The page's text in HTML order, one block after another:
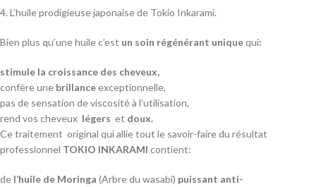
4. L’huile prodigieuse japonaise de Tokio Inkarami.
Bien plus qu’une huile c’est un soin régénérant uniquequi:
stimule la croissance des cheveux,
confère une brillanceexceptionnelle,
pas de sensation de viscosité à l’utilisation,
rend vos cheveux légers et doux.
Ce traitement original qui allie tout le savoir-faire du résultat
professionnel TOKIO INKARAMI contient:
de l’huile de Moringa (Arbre du wasabi) puissant anti-